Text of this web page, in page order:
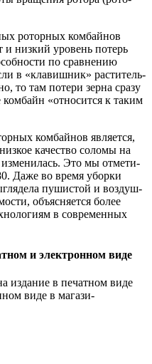
ротор­ных ком­бай­нов
и низ­кий уро­вень потерь
по срав­не­нию
в «кла­виш­ник» рас­ти­тель­
то там поте­ри зер­на сра­зу
«отно­сит­ся к таким
ком­бай­нов явля­ет­ся,
каче­ство соло­мы на
изме­ни­лась. Это мы отме­ти­
Даже во вре­мя убор­ки
пуши­стой и воз­душ­
объ­яс­ня­ет­ся более
в совре­мен­ных
и электронном виде
изда­ние в печат­ном виде
виде в мага­зи­